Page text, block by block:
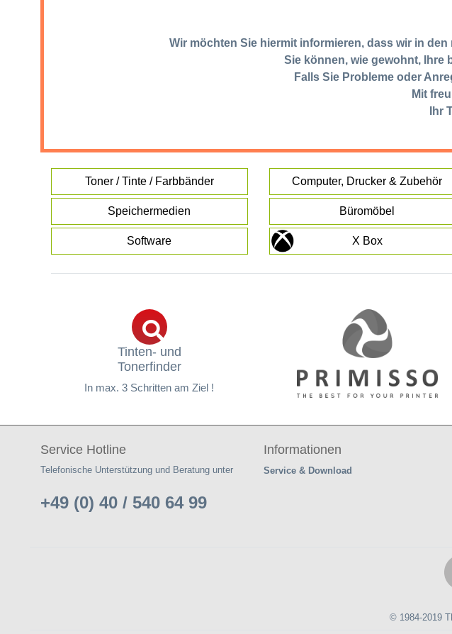
Wir möchten Sie hiermit informieren, dass wir in
Sie können, wie gewohnt, Ihre
Falls Sie Probleme oder
Mit
Ihr
Toner / Tinte / Farbbänder Computer, Drucker & Zubehör
Speichermedien Büromöbel
Software X Box
Tinten- und
Tonerfinder
In max. 3 Schritten am Ziel !
Service Hotline
Telefonische Unterstützung und Beratung unter
+49 (0) 40 / 540 64 99
Informationen
Service & Download
© 1984-2019